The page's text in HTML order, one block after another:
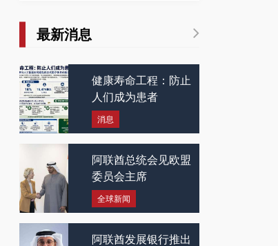
最新消息
健康寿命工程：防止
人们成为患者
消息
阿联酋总统会见欧盟
委员会主席
全球新闻
阿联酋发展银行推出